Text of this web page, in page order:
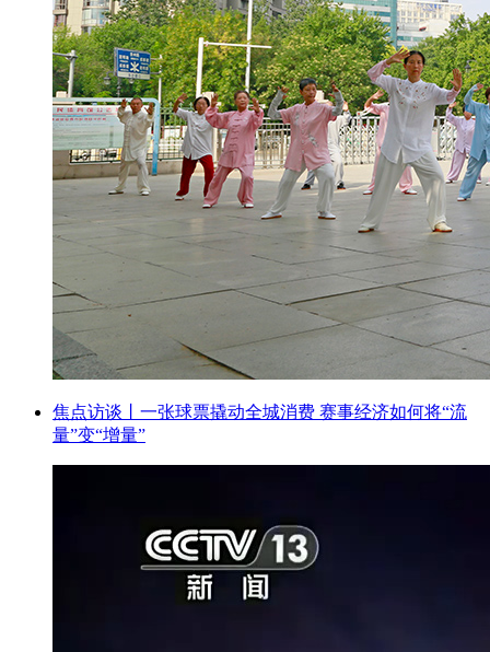
焦点访谈丨一张球票撬动全城消费 赛事经济如何将“流
量”变“增量”